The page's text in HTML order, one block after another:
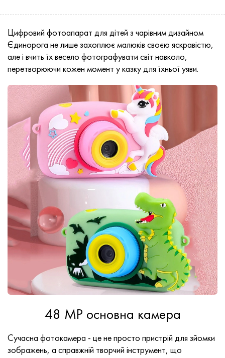
Цифровий фотоапарат для дітей з чарівним дизайном
Єдинорога не лише захоплює малюків своєю яскравістю,
але і вчить їх весело фотографувати світ навколо,
перетворюючи кожен момент у казку для їхньої уяви.
48 MP основна камера
Сучасна фотокамера - це не просто пристрій для зйомки
зображень, а справжній творчий інструмент, що